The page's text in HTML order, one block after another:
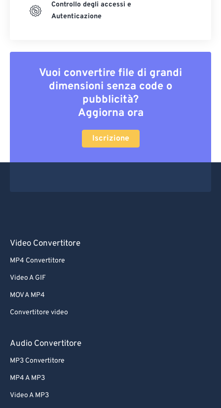
Controllo degli accessi e
Autenticazione
Vuoi convertire file di grandi
dimensioni senza code o
pubblicità?
Aggiorna ora
Iscrizione
Video Convertitore
MP4 Convertitore
Video A GIF
MOV A MP4
Convertitore video
Audio Convertitore
MP3 Convertitore
MP4 A MP3
Video A MP3